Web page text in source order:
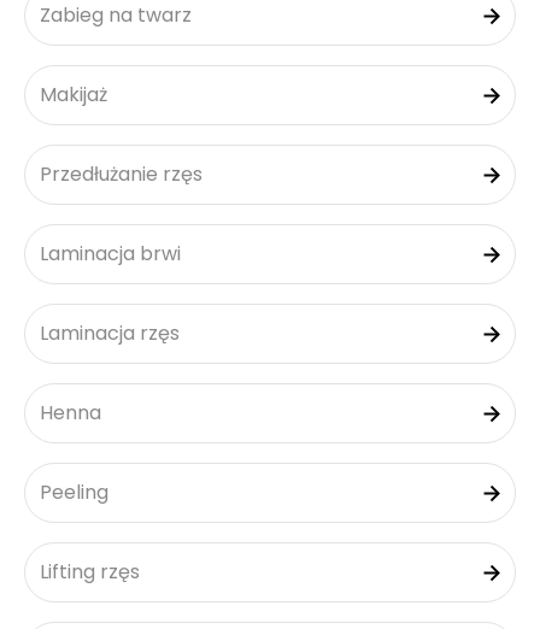
Zabieg na twarz
Makijaż
Przedłużanie rzęs
Laminacja brwi
Laminacja rzęs
Henna
Peeling
Lifting rzęs